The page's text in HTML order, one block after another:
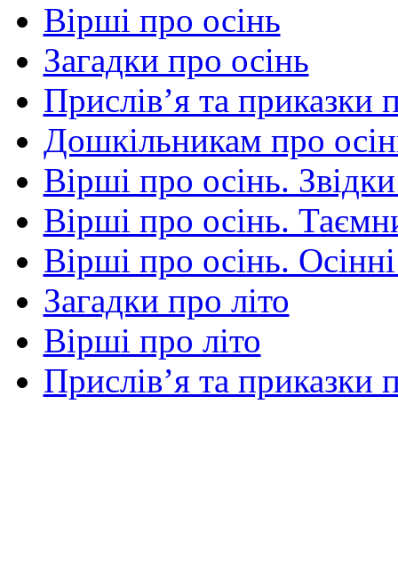
Вірші про осінь
Загадки про осінь
Прислів’я та приказки
Дошкільникам про
Вірші про осінь.
Вірші про осінь.
Вірші про осінь.
Загадки про літо
Вірші про літо
Прислів’я та приказки